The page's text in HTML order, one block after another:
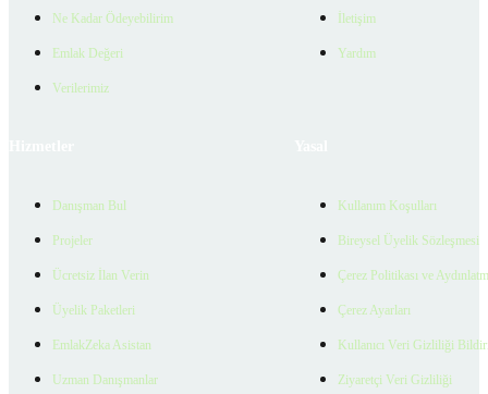
Ne Kadar Ödeyebilirim
Emlak Değeri
Verilerimiz
İletişim
Yardım
Danışman Bul
Projeler
Ücretsiz İlan Verin
Üyelik Paketleri
EmlakZeka Asistan
Uzman Danışmanlar
Kullanım Koşulları
Bireysel Üyelik Sözleşmesi
Çerez Politikası ve
Çerez Ayarları
Kullanıcı Veri Gizliliği
Ziyaretçi Veri Gizliliği